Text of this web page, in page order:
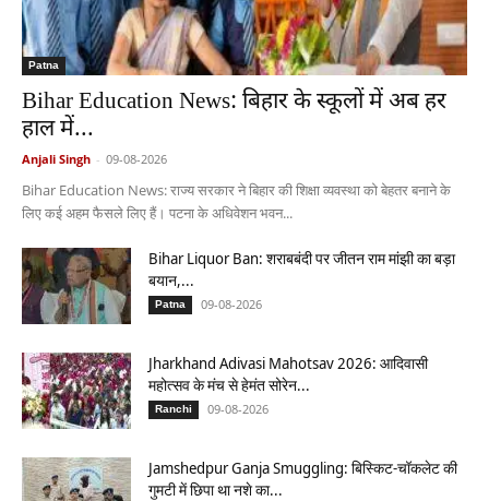
Patna
Bihar Education News: बिहार के स्कूलों में अब हर
हाल में...
Anjali Singh - 09-08-2026
Bihar Education News: राज्य सरकार ने बिहार की शिक्षा व्यवस्था को बेहतर बनाने के
लिए कई अहम फैसले लिए हैं। पटना के अधिवेशन भवन...
Bihar Liquor Ban: शराबबंदी पर जीतन राम मांझी का बड़ा
बयान,...
Patna 09-08-2026
Jharkhand Adivasi Mahotsav 2026: आदिवासी
महोत्सव के मंच से हेमंत सोरेन...
Ranchi 09-08-2026
Jamshedpur Ganja Smuggling: बिस्किट-चॉकलेट की
गुमटी में छिपा था नशे का...